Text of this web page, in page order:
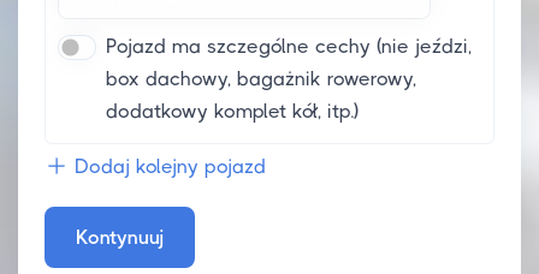
Pojazd ma szczególne cechy (nie jeździ,
box dachowy, bagażnik rowerowy,
dodatkowy komplet kół, itp.)
Dodaj kolejny pojazd
Kontynuuj